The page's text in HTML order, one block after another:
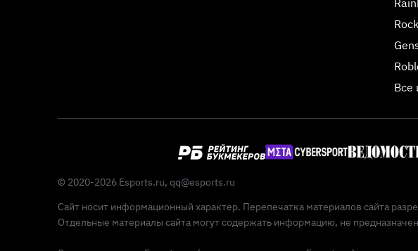
Все
© 2020-2026 Esports.ru, qq@esports.ru
Сайт носит информационный характер. Перепечатка материалов сайта
Отдельные материалы сайта могут содержать информацию, не